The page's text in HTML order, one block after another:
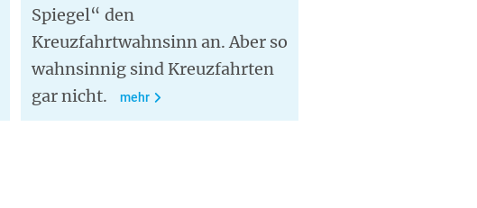
Spiegel“ den
Kreuzfahrtwahnsinn an. Aber so
wahnsinnig sind Kreuzfahrten
gar nicht.
mehr